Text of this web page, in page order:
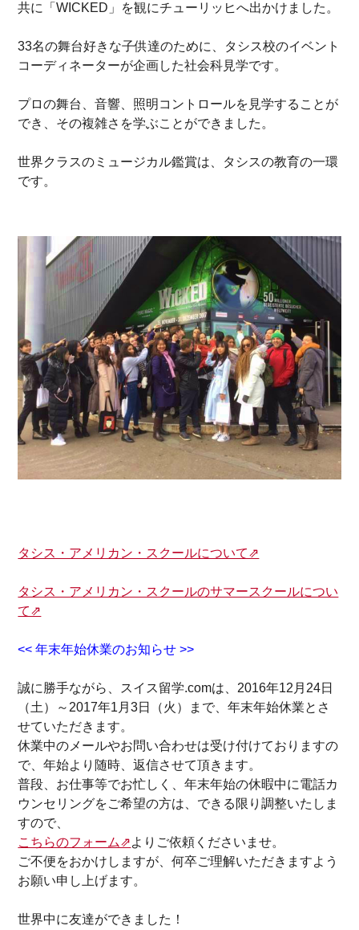
共に「WICKED」を観にチューリッヒへ出かけました。
33名の舞台好きな子供達のために、タシス校のイベント
コーディネーターが企画した社会科見学です。
プロの舞台、音響、照明コントロールを見学することが
でき、その複雑さを学ぶことができました。
世界クラスのミュージカル鑑賞は、タシスの教育の一環
です。
タシス・アメリカン・スクールについて⇗
タシス・アメリカン・スクールのサマースクールについ
て⇗
<< 年末年始休業のお知らせ >>
誠に勝手ながら、スイス留学.comは、2016年12月24日
（土）～2017年1月3日（火）まで、年末年始休業とさ
せていただきます。
休業中のメールやお問い合わせは受け付けておりますの
で、年始より随時、返信させて頂きます。
普段、お仕事等でお忙しく、年末年始の休暇中に電話カ
ウンセリングをご希望の方は、できる限り調整いたしま
すので、
こちらのフォーム⇗よりご依頼くださいませ。
ご不便をおかけしますが、何卒ご理解いただきますよう
お願い申し上げます。
世界中に友達ができました！